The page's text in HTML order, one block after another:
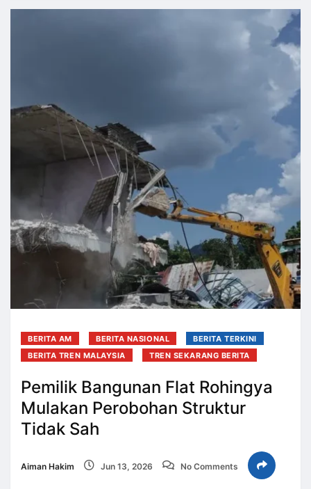
BERITA AM BERITA NASIONAL
BERITA TERKINI
BERITA TREN MALAYSIA
TREN SEKARANG BERITA
Pemilik Bangunan Flat Rohingya
Mulakan Perobohan Struktur
Tidak Sah
Aiman Hakim Jun 13, 2026 No Comments